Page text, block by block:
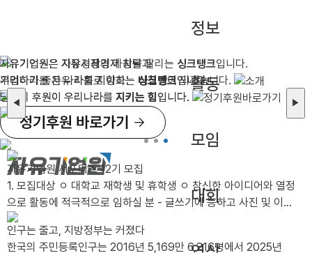
정보
활동
모임
대회
자유기업원은 자유시장경제 창달과
기업하기 좋은 나라를 지향하는 싱크탱크입니다.
당신의 후원이 우리나라를 지키는 힘입니다.
자유기업원은 시장경제의 가치를 알리는 싱크탱크입니다.
우리나라를 자유 사회로 이끄는 나침반이 되겠습니다.
자유기업원은 자유시장경제 창달과
기업하기 좋은 나라를 지향하는 싱크탱크입니다.
당신의 후원이 우리나라를 지키는 힘입니다.
◀ ▶
자유기업원 서포터즈 12기 모집
1. 모집대상 ㅇ 대학교 재학생 및 휴학생 ㅇ 참신한 아이디어와 열정
으로 활동에 적극적으로 임하실 분 - 글쓰기에 능하고 사진 및 이미
지 편집이 가능한 자 - 타 서포터즈 활동 유경험자 및 SNS 활용 가
능자, 그래픽툴 활용 가능자는 가산점 부여 ㅇ 2026년 12월까지 성
인구는 줄고, 지방정부는 커졌다
한국의 주민등록인구는 2016년 5,169만 6,216명에서 2025년